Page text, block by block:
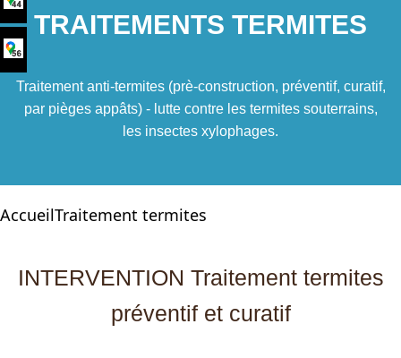
TRAITEMENTS TERMITES
Traitement anti-termites (prè-construction, préventif, curatif,
par pièges appâts) - lutte contre les termites souterrains,
les insectes xylophages.
AccueilTraitement termites
INTERVENTION Traitement termites
préventif et curatif